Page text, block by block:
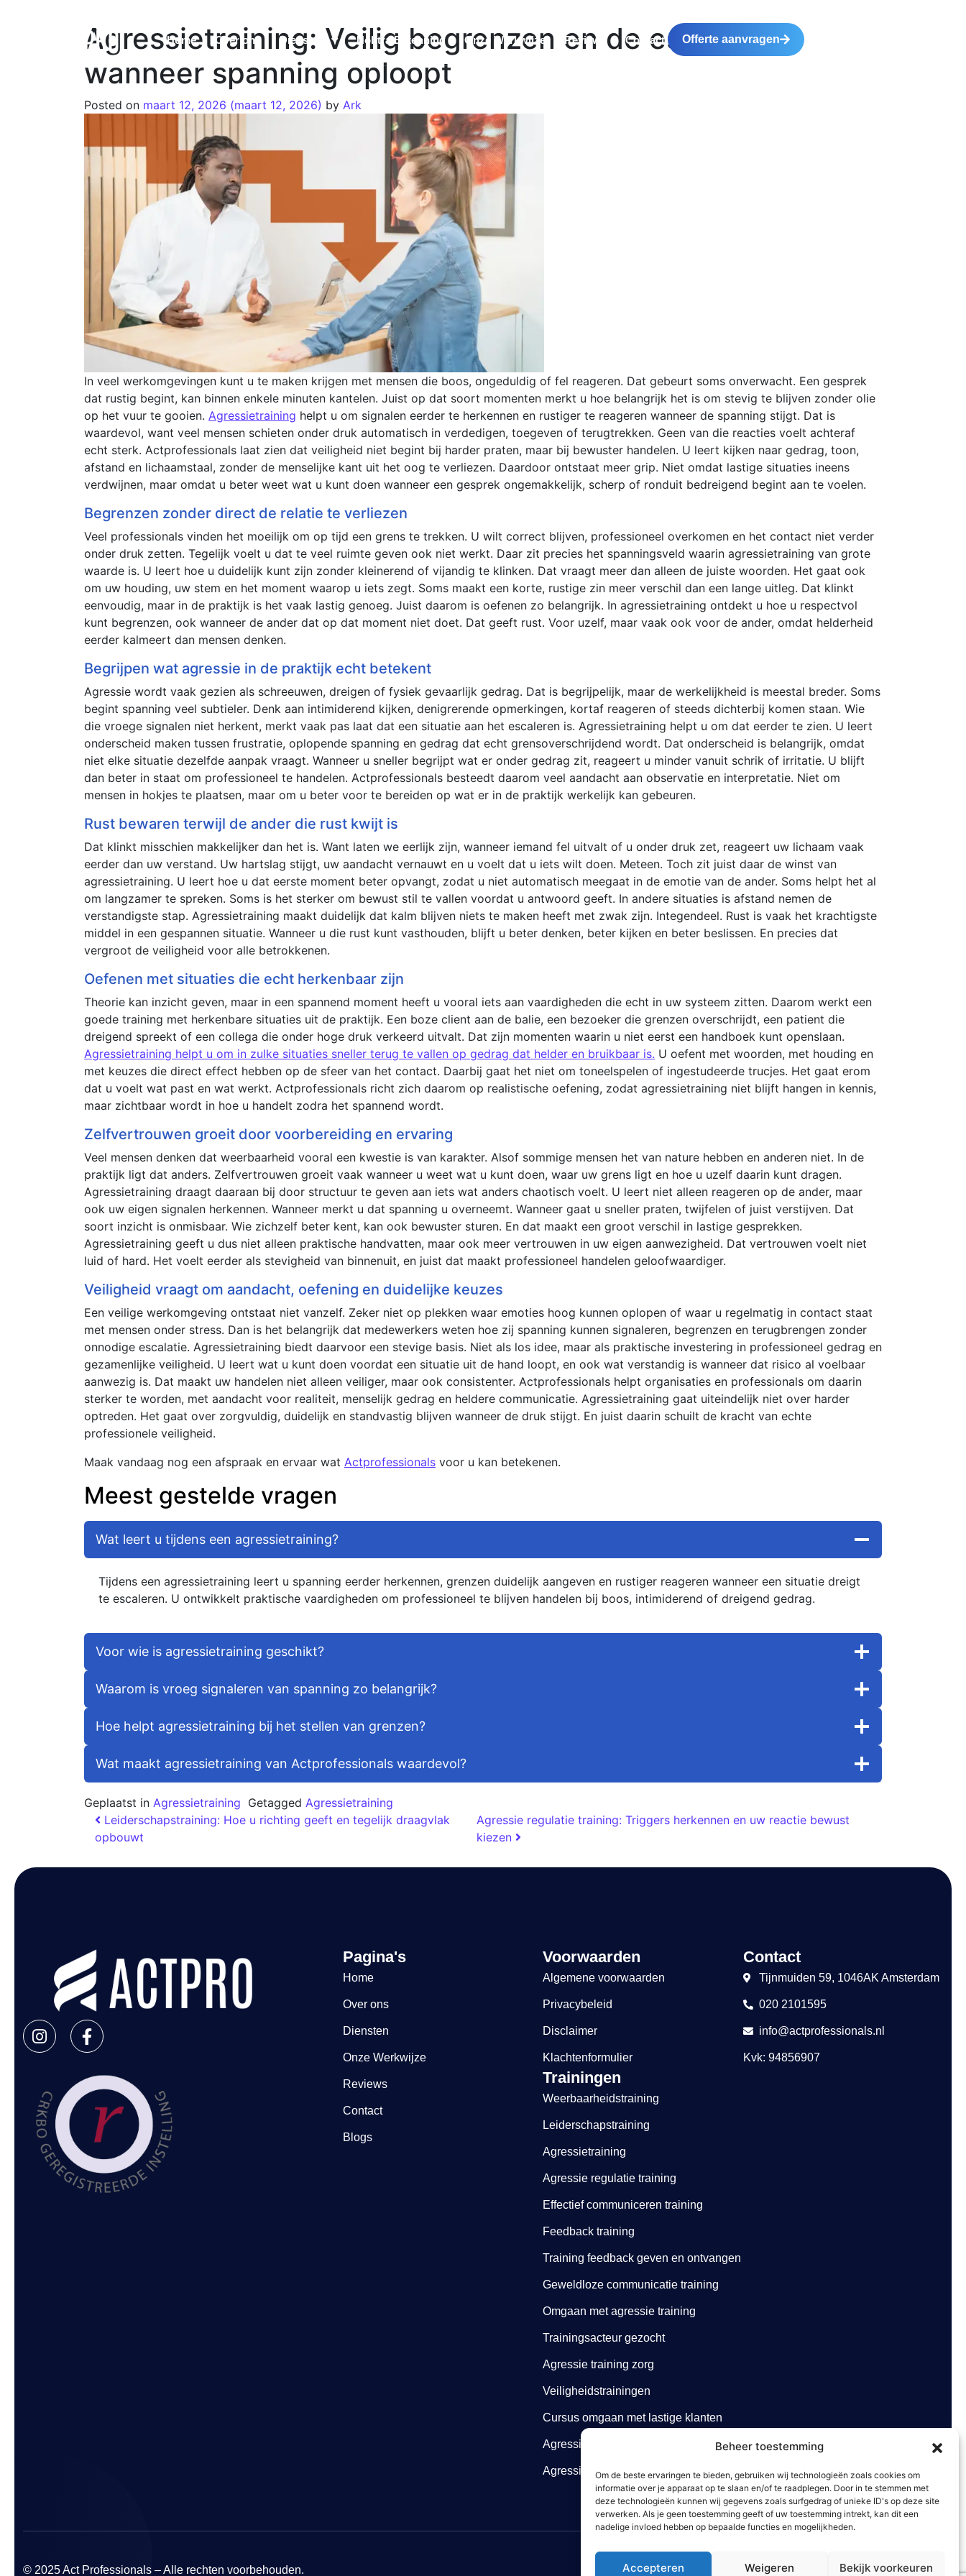
Beheer toestemming
Om de beste ervaringen te bieden, gebruiken wij technologieën zoals cookies om
informatie over je apparaat op te slaan en/of te raadplegen. Door in te stemmen met
deze technologieën kunnen wij gegevens zoals surfgedrag of unieke ID's op deze site
verwerken. Als je geen toestemming geeft of uw toestemming intrekt, kan dit een
nadelige invloed hebben op bepaalde functies en mogelijkheden.
Accepteren Weigeren Bekijk voorkeuren
Home Over ons Diensten Nobtra Erkenning Onze Werkwijze Reviews Contact Offerte aanvragen
Agressietraining: Veilig begrenzen en de escaleren
wanneer spanning oploopt
Posted on maart 12, 2026 (maart 12, 2026) by Ark
In veel werkomgevingen kunt u te maken krijgen met mensen die boos, ongeduldig of fel reageren. Dat gebeurt soms onverwacht. Een gesprek
dat rustig begint, kan binnen enkele minuten kantelen. Juist op dat soort momenten merkt u hoe belangrijk het is om stevig te blijven zonder olie
op het vuur te gooien. Agressietraining helpt u om signalen eerder te herkennen en rustiger te reageren wanneer de spanning stijgt. Dat is
waardevol, want veel mensen schieten onder druk automatisch in verdedigen, toegeven of terugtrekken. Geen van die reacties voelt achteraf
echt sterk. Actprofessionals laat zien dat veiligheid niet begint bij harder praten, maar bij bewuster handelen. U leert kijken naar gedrag, toon,
afstand en lichaamstaal, zonder de menselijke kant uit het oog te verliezen. Daardoor ontstaat meer grip. Niet omdat lastige situaties ineens
verdwijnen, maar omdat u beter weet wat u kunt doen wanneer een gesprek ongemakkelijk, scherp of ronduit bedreigend begint aan te voelen.
Begrenzen zonder direct de relatie te verliezen
Veel professionals vinden het moeilijk om op tijd een grens te trekken. U wilt correct blijven, professioneel overkomen en het contact niet verder
onder druk zetten. Tegelijk voelt u dat te veel ruimte geven ook niet werkt. Daar zit precies het spanningsveld waarin agressietraining van grote
waarde is. U leert hoe u duidelijk kunt zijn zonder kleinerend of vijandig te klinken. Dat vraagt meer dan alleen de juiste woorden. Het gaat ook
om uw houding, uw stem en het moment waarop u iets zegt. Soms maakt een korte, rustige zin meer verschil dan een lange uitleg. Dat klinkt
eenvoudig, maar in de praktijk is het vaak lastig genoeg. Juist daarom is oefenen zo belangrijk. In agressietraining ontdekt u hoe u respectvol
kunt begrenzen, ook wanneer de ander dat op dat moment niet doet. Dat geeft rust. Voor uzelf, maar vaak ook voor de ander, omdat helderheid
eerder kalmeert dan mensen denken.
Begrijpen wat agressie in de praktijk echt betekent
Agressie wordt vaak gezien als schreeuwen, dreigen of fysiek gevaarlijk gedrag. Dat is begrijpelijk, maar de werkelijkheid is meestal breder. Soms
begint spanning veel subtieler. Denk aan intimiderend kijken, denigrerende opmerkingen, kortaf reageren of steeds dichterbij komen staan. Wie
die vroege signalen niet herkent, merkt vaak pas laat dat een situatie aan het escaleren is. Agressietraining helpt u om dat eerder te zien. U leert
onderscheid maken tussen frustratie, oplopende spanning en gedrag dat echt grensoverschrijdend wordt. Dat onderscheid is belangrijk, omdat
niet elke situatie dezelfde aanpak vraagt. Wanneer u sneller begrijpt wat er onder gedrag zit, reageert u minder vanuit schrik of irritatie. U blijft
dan beter in staat om professioneel te handelen. Actprofessionals besteedt daarom veel aandacht aan observatie en interpretatie. Niet om
mensen in hokjes te plaatsen, maar om u beter voor te bereiden op wat er in de praktijk werkelijk kan gebeuren.
Rust bewaren terwijl de ander die rust kwijt is
Dat klinkt misschien makkelijker dan het is. Want laten we eerlijk zijn, wanneer iemand fel uitvalt of u onder druk zet, reageert uw lichaam vaak
eerder dan uw verstand. Uw hartslag stijgt, uw aandacht vernauwt en u voelt dat u iets wilt doen. Meteen. Toch zit juist daar de winst van
agressietraining. U leert hoe u dat eerste moment beter opvangt, zodat u niet automatisch meegaat in de emotie van de ander. Soms helpt het al
om langzamer te spreken. Soms is het sterker om bewust stil te vallen voordat u antwoord geeft. In andere situaties is afstand nemen de
verstandigste stap. Agressietraining maakt duidelijk dat kalm blijven niets te maken heeft met zwak zijn. Integendeel. Rust is vaak het krachtigste
middel in een gespannen situatie. Wanneer u die rust kunt vasthouden, blijft u beter denken, beter kijken en beter beslissen. En precies dat
vergroot de veiligheid voor alle betrokkenen.
Oefenen met situaties die echt herkenbaar zijn
Theorie kan inzicht geven, maar in een spannend moment heeft u vooral iets aan vaardigheden die echt in uw systeem zitten. Daarom werkt een
goede training met herkenbare situaties uit de praktijk. Een boze client aan de balie, een bezoeker die grenzen overschrijdt, een patient die
dreigend spreekt of een collega die onder hoge druk verkeerd uitvalt. Dat zijn momenten waarin u niet eerst een handboek kunt openslaan.
Agressietraining helpt u om in zulke situaties sneller terug te vallen op gedrag dat helder en bruikbaar is. U oefent met woorden, met houding en
met keuzes die direct effect hebben op de sfeer van het contact. Daarbij gaat het niet om toneelspelen of ingestudeerde trucjes. Het gaat erom
dat u voelt wat past en wat werkt. Actprofessionals richt zich daarom op realistische oefening, zodat agressietraining niet blijft hangen in kennis,
maar zichtbaar wordt in hoe u handelt zodra het spannend wordt.
Zelfvertrouwen groeit door voorbereiding en ervaring
Veel mensen denken dat weerbaarheid vooral een kwestie is van karakter. Alsof sommige mensen het van nature hebben en anderen niet. In de
praktijk ligt dat anders. Zelfvertrouwen groeit vaak wanneer u weet wat u kunt doen, waar uw grens ligt en hoe u uzelf daarin kunt dragen.
Agressietraining draagt daaraan bij door structuur te geven aan iets wat anders chaotisch voelt. U leert niet alleen reageren op de ander, maar
ook uw eigen signalen herkennen. Wanneer merkt u dat spanning u overneemt. Wanneer gaat u sneller praten, twijfelen of juist verstijven. Dat
soort inzicht is onmisbaar. Wie zichzelf beter kent, kan ook bewuster sturen. En dat maakt een groot verschil in lastige gesprekken.
Agressietraining geeft u dus niet alleen praktische handvatten, maar ook meer vertrouwen in uw eigen aanwezigheid. Dat vertrouwen voelt niet
luid of hard. Het voelt eerder als stevigheid van binnenuit, en juist dat maakt professioneel handelen geloofwaardiger.
Veiligheid vraagt om aandacht, oefening en duidelijke keuzes
Een veilige werkomgeving ontstaat niet vanzelf. Zeker niet op plekken waar emoties hoog kunnen oplopen of waar u regelmatig in contact staat
met mensen onder stress. Dan is het belangrijk dat medewerkers weten hoe zij spanning kunnen signaleren, begrenzen en terugbrengen zonder
onnodige escalatie. Agressietraining biedt daarvoor een stevige basis. Niet als los idee, maar als praktische investering in professioneel gedrag en
gezamenlijke veiligheid. U leert wat u kunt doen voordat een situatie uit de hand loopt, en ook wat verstandig is wanneer dat risico al voelbaar
aanwezig is. Dat maakt uw handelen niet alleen veiliger, maar ook consistenter. Actprofessionals helpt organisaties en professionals om daarin
sterker te worden, met aandacht voor realiteit, menselijk gedrag en heldere communicatie. Agressietraining gaat uiteindelijk niet over harder
optreden. Het gaat over zorgvuldig, duidelijk en standvastig blijven wanneer de druk stijgt. En juist daarin schuilt de kracht van echte
professionele veiligheid.
Maak vandaag nog een afspraak en ervaar wat Actprofessionals voor u kan betekenen.
Meest gestelde vragen
Wat leert u tijdens een agressietraining?
Tijdens een agressietraining leert u spanning eerder herkennen, grenzen duidelijk aangeven en rustiger reageren wanneer een situatie dreigt
te escaleren. U ontwikkelt praktische vaardigheden om professioneel te blijven handelen bij boos, intimiderend of dreigend gedrag.
Voor wie is agressietraining geschikt?
Waarom is vroeg signaleren van spanning zo belangrijk?
Hoe helpt agressietraining bij het stellen van grenzen?
Wat maakt agressietraining van Actprofessionals waardevol?
Geplaatst in Agressietraining Getagged Agressietraining
Leiderschapstraining: Hoe u richting geeft en tegelijk draagvlak
opbouwt
Agressie regulatie training: Triggers herkennen en uw reactie bewust
kiezen
Pagina's
Home
Over ons
Diensten
Onze Werkwijze
Reviews
Contact
Blogs
Voorwaarden
Algemene voorwaarden
Privacybeleid
Disclaimer
Klachtenformulier
Trainingen
Weerbaarheidstraining
Leiderschapstraining
Agressietraining
Agressie regulatie training
Effectief communiceren training
Feedback training
Training feedback geven en ontvangen
Geweldloze communicatie training
Omgaan met agressie training
Trainingsacteur gezocht
Agressie training zorg
Veiligheidstrainingen
Cursus omgaan met lastige klanten
Agressie cursus
Agressietraining zorg
Contact
Tijnmuiden 59, 1046AK Amsterdam
020 2101595
info@actprofessionals.nl
Kvk: 94856907
© 2025 Act Professionals – Alle rechten voorbehouden. Website gemaakt doorArkdesign.nl